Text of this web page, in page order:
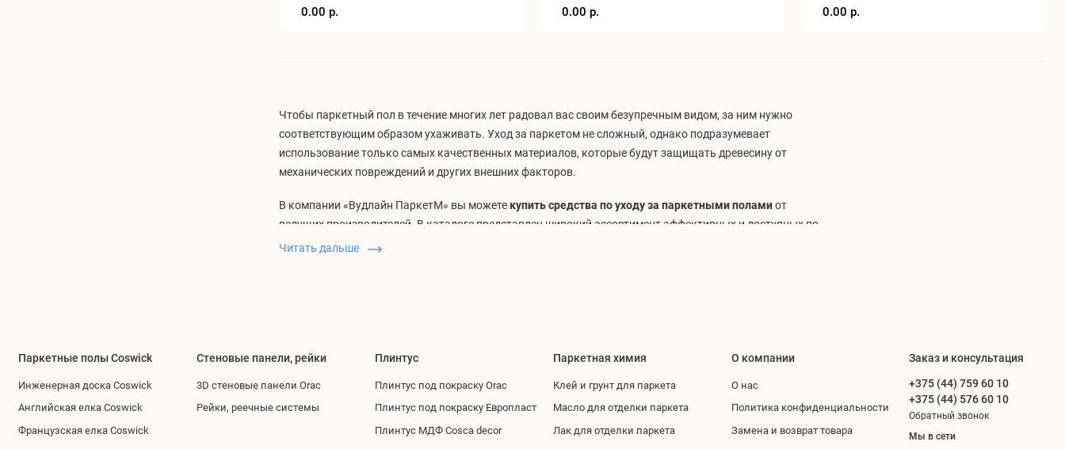
0.00 р. 0.00 р. 0.00 р.
Чтобы паркетный пол в течение многих лет радовал вас своим безупречным видом, за ним нужно
соответствующим образом ухаживать. Уход за паркетом не сложный, однако подразумевает
использование только самых качественных материалов, которые будут защищать древесину от
механических повреждений и других внешних факторов.
В компании «Вудлайн ПаркетМ» вы можете купить средства по уходу за паркетными поламиот
ведущих производителей. В каталоге представлен широкий ассортимент эффективных и доступных по
цене материалов – выбирайте и делайте выгодные покупки прямо сейчас!
сохраняют яркость его первозданного оттенка и выразительность природного рисунка.
различной природы, не повреждая структуру паркетных планок.
Материалы для обновления.Масло и воск для паркета создают на его поверхности плотную
защитную пленку, которая предотвращает царапины и не позволяет грязи проникать глубоко в
Читать дальше
Паркетные полы Coswick
Инженерная доска Coswick
Английская елка Coswick
Французская елка Coswick
Стеновые панели, рейки
3D стеновые панели Orac
Рейки, реечные системы
Плинтус
Плинтус под покраску Orac
Плинтус под покраску Европласт
Плинтус МДФ Cosca decor
Паркетная химия
Клей и грунт для паркета
Масло для отделки паркета
Лак для отделки паркета
О компании
О нас
Политика конфиденциальности
Замена и возврат товара
Заказ и консультация
+375 (44) 759 60 10
+375 (44) 576 60 10
Обратный звонок
Мы в сети